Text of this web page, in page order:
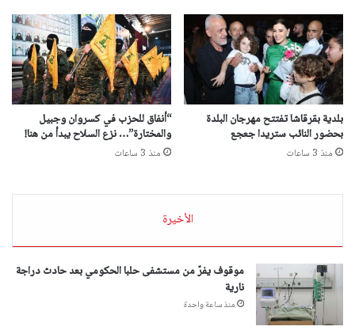
بلدية بقرقاشا تفتتح مهرجان البلدة
بحضور النائب ستريدا جعجع
منذ 3 ساعات
“أنفاق للحزب في كسروان وجبيل
والمختارة”… نزع السلاح يبدأ من هنا!
منذ 3 ساعات
الأخيرة
موقوف يفرّ من مستشفى حلبا الحكومي بعد حادث دراجة
نارية
منذ ساعة واحدة